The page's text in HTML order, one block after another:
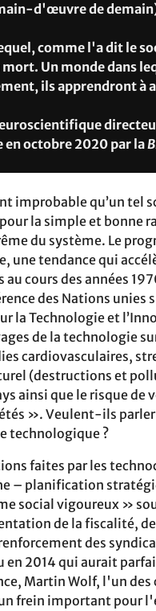
d'œuvre de
comme l'a dit le
Un monde dans
ils apprendront à
en octobre 2020 par la
improbable qu’un tel
la simple et bonne
du système. Le
tendance qui
au cours des années
des Nations
la Technologie et
de la technologie
cardiovasculaires,
(destructions et
ainsi que le risque de
». Veulent-ils
technologique ?
faites par les
– planification
social vigoureux »
de la fiscalité,
des
en 2014 qui aurait
Martin Wolf, l'un des
frein important pour